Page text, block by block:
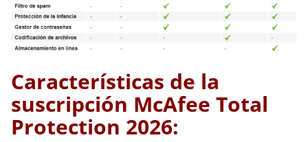
Características de la
suscripción McAfee Total
Protection 2026: